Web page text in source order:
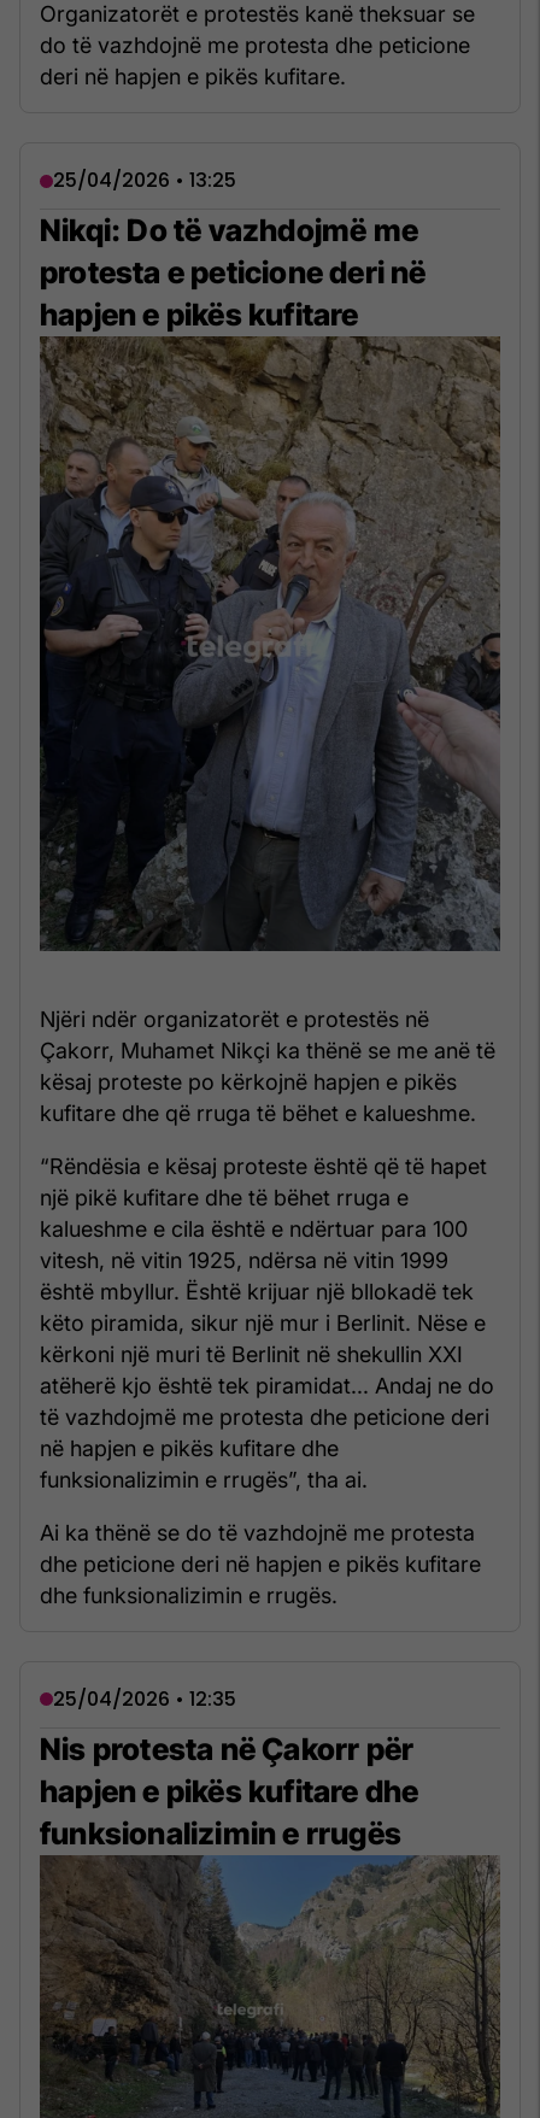
Organizatorët e protestës kanë theksuar se
do të vazhdojnë me protesta dhe peticione
deri në hapjen e pikës kufitare.
25/04/2026 • 13:25
Nikqi: Do të vazhdojmë me
protesta e peticione deri në
hapjen e pikës kufitare
Njëri ndër organizatorët e protestës në
Çakorr, Muhamet Nikçi ka thënë se me anë të
kësaj proteste po kërkojnë hapjen e pikës
kufitare dhe që rruga të bëhet e kalueshme.
“Rëndësia e kësaj proteste është që të hapet
një pikë kufitare dhe të bëhet rruga e
kalueshme e cila është e ndërtuar para 100
vitesh, në vitin 1925, ndërsa në vitin 1999
është mbyllur. Është krijuar një bllokadë tek
këto piramida, sikur një mur i Berlinit. Nëse e
kërkoni një muri të Berlinit në shekullin XXI
atëherë kjo është tek piramidat... Andaj ne do
të vazhdojmë me protesta dhe peticione deri
në hapjen e pikës kufitare dhe
funksionalizimin e rrugës”, tha ai.
Ai ka thënë se do të vazhdojnë me protesta
dhe peticione deri në hapjen e pikës kufitare
dhe funksionalizimin e rrugës.
25/04/2026 • 12:35
Nis protesta në Çakorr për
hapjen e pikës kufitare dhe
funksionalizimin e rrugës